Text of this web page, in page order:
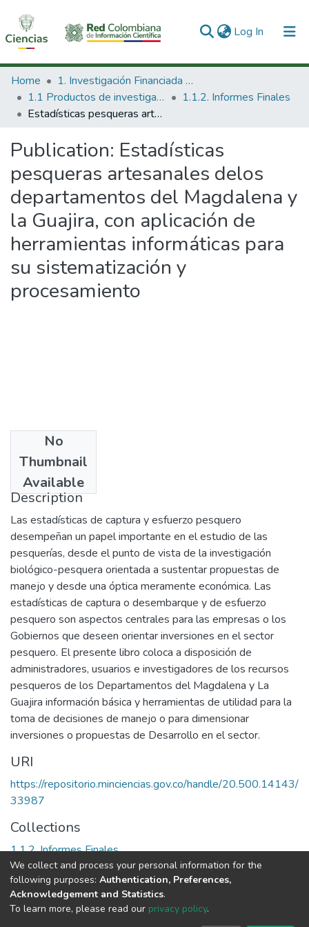
Log In (current)
Communities & Collections
All of DSpace
Home
1. Investigación Financiada con Recursos Públicos
1.1 Productos de investigación
1.1.2. Informes Finales
Estadísticas pesqueras artesanales delos departamentos del Magdalena y la Guajira, con aplicación de herramientas informáticas para su sistematización y procesamiento
Publication: Estadísticas
pesqueras artesanales delos
departamentos del Magdalena y
la Guajira, con aplicación de
herramientas informáticas para
su sistematización y
procesamiento
No
Thumbnail
Available
2004
Description
Las estadísticas de captura y esfuerzo pesquero
desempeñan un papel importante en el estudio de las
pesquerías, desde el punto de vista de la investigación
biológico-pesquera orientada a sustentar propuestas de
manejo y desde una óptica meramente económica. Las
estadísticas de captura o desembarque y de esfuerzo
pesquero son aspectos centrales para las empresas o los
Gobiernos que deseen orientar inversiones en el sector
pesquero. El presente libro coloca a disposición de
administradores, usuarios e investigadores de los recursos
pesqueros de los Departamentos del Magdalena y La
Guajira información básica y herramientas de utilidad para la
toma de decisiones de manejo o para dimensionar
inversiones o propuestas de Desarrollo en el sector.
URI
https://repositorio.minciencias.gov.co/handle/20.500.14143/
33987
Collections
1.1.2. Informes Finales
Full item page
DSpace software copyright © 2002-2026
We collect and process your personal information for the
following purposes: Authentication, Preferences,
Acknowledgement and Statistics.
To learn more, please read our privacy policy.